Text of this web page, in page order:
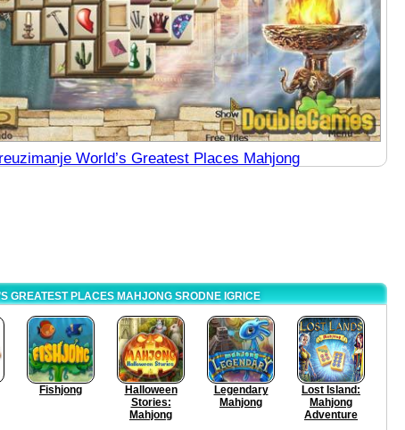
World’s Greatest Places Mahjong
GREATEST PLACES MAHJONG SRODNE IGRICE
Fishjong
Halloween
Stories:
Mahjong
Legendary
Mahjong
Lost Island:
Mahjong
Adventure